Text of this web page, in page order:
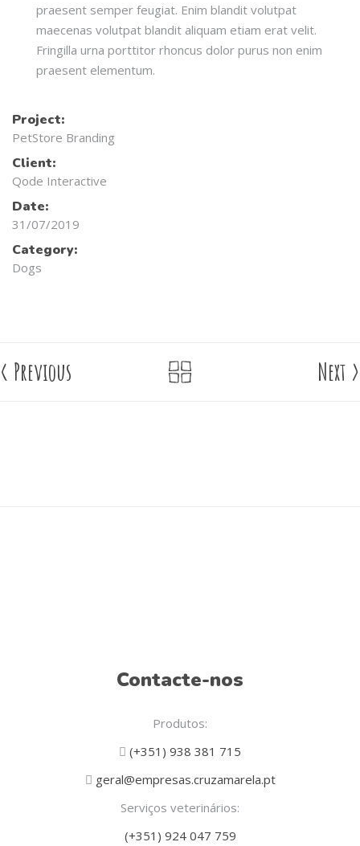
praesent semper feugiat. Enim blandit volutpat
maecenas volutpat blandit aliquam etiam erat velit.
Fringilla urna porttitor rhoncus dolor purus non enim
praesent elementum.
Project:
PetStore Branding
Client:
Qode Interactive
Date:
31/07/2019
Category:
Dogs
< Previous Next >
Contacte-nos
Produtos:
(+351) 938 381 715
geral@empresas.cruzamarela.pt
Serviços veterinários:
(+351) 924 047 759